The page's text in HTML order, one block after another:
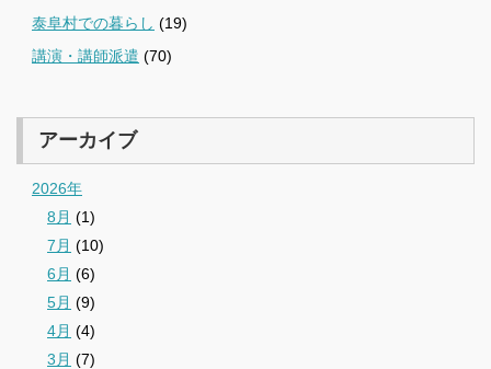
泰阜村での暮らし (19)
講演・講師派遣 (70)
アーカイブ
2026年
8月 (1)
7月 (10)
6月 (6)
5月 (9)
4月 (4)
3月 (7)